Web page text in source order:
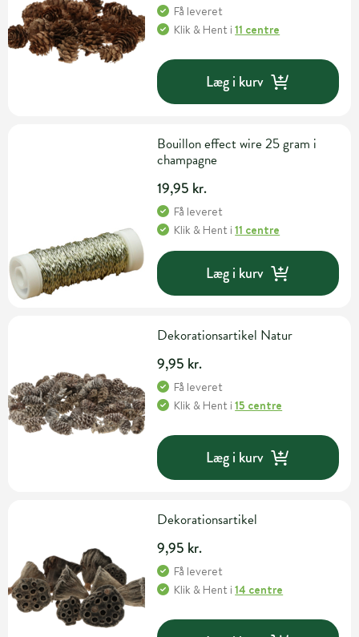
Få leveret
Klik & Hent i11 centre
Læg i kurv
Bouillon effect wire 25 gram i
champagne
19,95 kr.
Få leveret
Klik & Hent i11 centre
Læg i kurv
Dekorationsartikel Natur
9,95 kr.
Få leveret
Klik & Hent i15 centre
Læg i kurv
Dekorationsartikel
9,95 kr.
Få leveret
Klik & Hent i14 centre